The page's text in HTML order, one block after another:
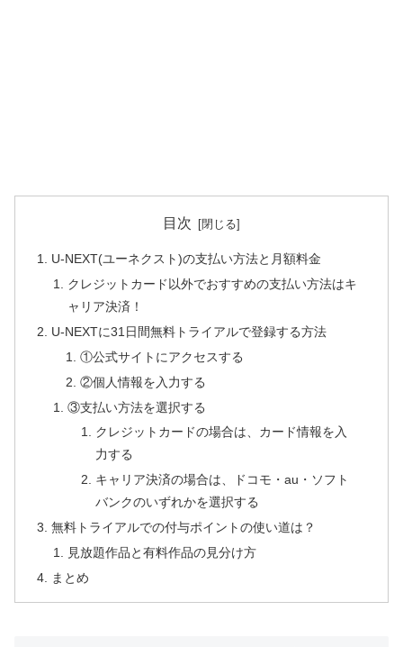
目次
U-NEXT(ユーネクスト)の支払い方法と月額料金
クレジットカード以外でおすすめの支払い方法はキ
ャリア決済！
U-NEXTに31日間無料トライアルで登録する方法
①公式サイトにアクセスする
②個人情報を入力する
③支払い方法を選択する
クレジットカードの場合は、カード情報を入
力する
キャリア決済の場合は、ドコモ・au・ソフト
バンクのいずれかを選択する
無料トライアルでの付与ポイントの使い道は？
見放題作品と有料作品の見分け方
まとめ